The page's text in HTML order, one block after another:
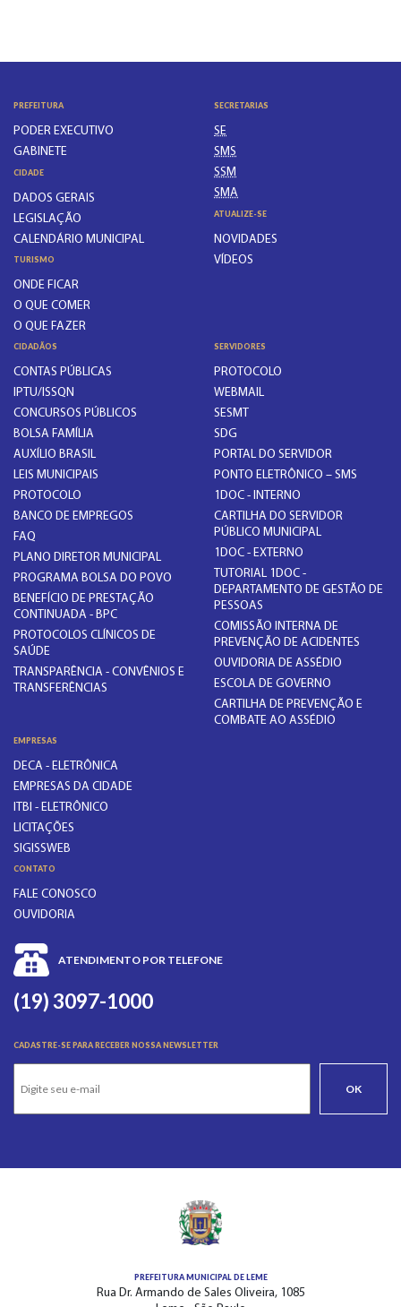
PREFEITURA
PODER EXECUTIVO
GABINETE
CIDADE
DADOS GERAIS
LEGISLAÇÃO
CALENDÁRIO MUNICIPAL
TURISMO
ONDE FICAR
O QUE COMER
O QUE FAZER
SECRETARIAS
SE
SMS
SSM
SMA
ATUALIZE-SE
NOVIDADES
VÍDEOS
CIDADÃOS
CONTAS PÚBLICAS
IPTU/ISSQN
CONCURSOS PÚBLICOS
BOLSA FAMÍLIA
AUXÍLIO BRASIL
LEIS MUNICIPAIS
PROTOCOLO
BANCO DE EMPREGOS
FAQ
PLANO DIRETOR MUNICIPAL
PROGRAMA BOLSA DO POVO
BENEFÍCIO DE PRESTAÇÃO
CONTINUADA - BPC
PROTOCOLOS CLÍNICOS DE
SAÚDE
TRANSPARÊNCIA - CONVÊNIOS E
TRANSFERÊNCIAS
SERVIDORES
PROTOCOLO
WEBMAIL
SESMT
SDG
PORTAL DO SERVIDOR
PONTO ELETRÔNICO – SMS
1DOC - INTERNO
CARTILHA DO SERVIDOR
PÚBLICO MUNICIPAL
1DOC - EXTERNO
TUTORIAL 1DOC -
DEPARTAMENTO DE GESTÃO DE
PESSOAS
COMISSÃO INTERNA DE
PREVENÇÃO DE ACIDENTES
OUVIDORIA DE ASSÉDIO
ESCOLA DE GOVERNO
CARTILHA DE PREVENÇÃO E
COMBATE AO ASSÉDIO
EMPRESAS
DECA - ELETRÔNICA
EMPRESAS DA CIDADE
ITBI - ELETRÔNICO
LICITAÇÕES
SIGISSWEB
CONTATO
FALE CONOSCO
OUVIDORIA
ATENDIMENTO POR TELEFONE
(19) 3097-1000
CADASTRE-SE PARA RECEBER NOSSA NEWSLETTER
OK
PREFEITURA MUNICIPAL DE LEME
Rua Dr. Armando de Sales Oliveira, 1085